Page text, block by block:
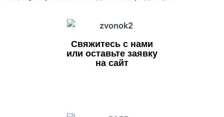
Свяжитесь с нами
или оставьте заявку
на сайт